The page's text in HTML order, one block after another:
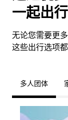
一起出行
无论您需要更
这些出行选项
多人团体